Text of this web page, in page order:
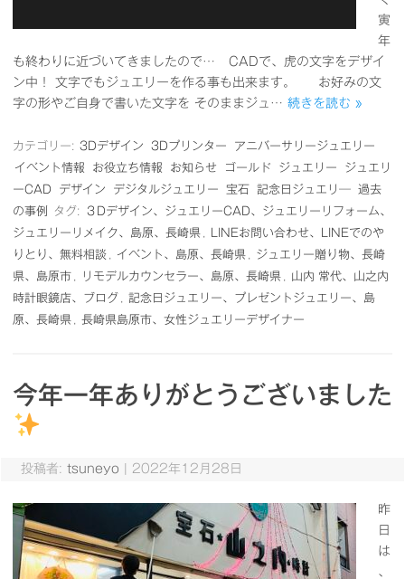
寅
年
も終わりに近づいてきましたので… CADで、虎の文字をデザイ
ン中！ 文字でもジュエリーを作る事も出来ます。 お好みの文
字の形やご自身で書いた文字を そのままジュ… 続きを読む »
カテゴリー: 3Dデザイン 3Dプリンター
アニバーサリージュエリー
イベント情報
お役立ち情報 お知らせ ゴールド ジュエリー
ジュエリ
ーCAD
デザイン デジタルジュエリー 宝石 記念日ジュエリ―
過去
の事例
タグ:
３Dデザイン、ジュエリーCAD、ジュエリーリフォーム、
ジュエリーリメイク、島原、長崎県
LINEお問い合わせ、LINEでのや
りとり、無料相談
イベント、島原、長崎県
ジュエリー贈り物、長崎
県、島原市
リモデルカウンセラー、島原、長崎県
山内 常代、山之内
時計眼鏡店、ブログ
記念日ジュエリー、プレゼントジュエリー、島
原、長崎県
長崎県島原市、女性ジュエリーデザイナー
今年一年ありがとうございました
投稿者: tsuneyo 2022年12月28日
昨
日
は
、